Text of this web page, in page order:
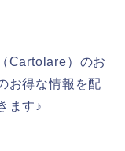
Cartolare）のお
お得な情報を配
ます♪